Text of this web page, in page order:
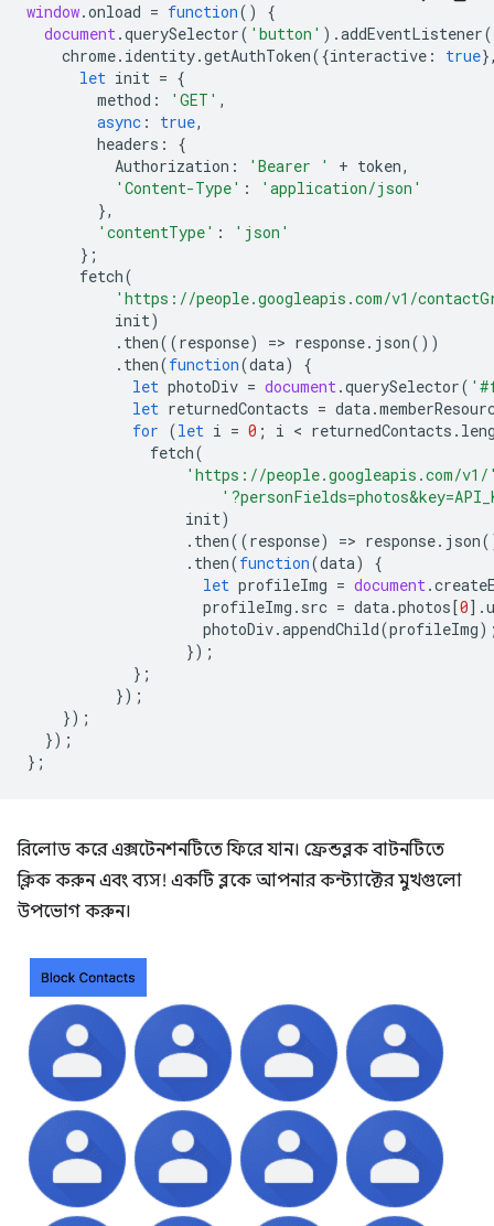
window.onload = function()
{
document.querySelector( 'button' ).addEventListener(
chrome. identity.getAuthToken({interactive : true
let init = {
method : 'GET' ,
async : true,
headers :
{
Authorization : 'Bearer ' + token,
'Content-Type' :
'application/json'
},
'contentType' :
'json'
};
fetch(
'https://people.googleapis.com/v1/
init)
. then((response) => response. json())
. then(function(data)
{
let photoDiv = document.querySelector(
let returnedContacts = data.
for (let i = 0 ; i < returnedContacts .
fetch(
'https://people.googleapis.com/
init)
. then((response) => response. json
. then(function(data)
{
let profileImg = document.
profileImg . src = data.photos [0].
photoDiv.appendChild(profileImg
});
};
});
});
});
};
রিলোড করে এক্সটেনশনটিতে ফিরে যান। ফ্রেন্ডব্লক বাটনটিতে
ক্লিক করুন এবং ব্যস! একটি ব্লকে আপনার কন্ট্যাক্টের মুখগুলো
উপভোগ করুন।